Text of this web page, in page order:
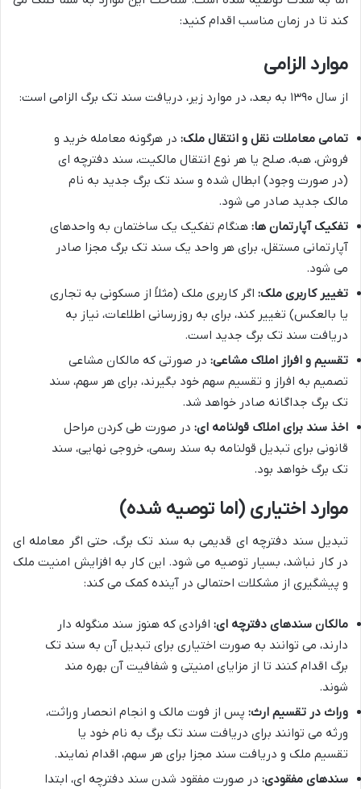
کند تا در زمان مناسب اقدام کنید:
موارد الزامی
از سال ۱۳۹۰ به بعد، در موارد زیر، دریافت سند تک برگ الزامی است:
تمامی معاملات نقل و انتقال ملک: در هرگونه معامله خرید و
فروش، هبه، صلح یا هر نوع انتقال مالکیت، سند دفترچه ای
(در صورت وجود) ابطال شده و سند تک برگ جدید به نام
مالک جدید صادر می شود.
تفکیک آپارتمان ها: هنگام تفکیک یک ساختمان به واحدهای
آپارتمانی مستقل، برای هر واحد یک سند تک برگ مجزا صادر
می شود.
تغییر کاربری ملک: اگر کاربری ملک (مثلاً از مسکونی به تجاری
یا بالعکس) تغییر کند، برای به روزرسانی اطلاعات، نیاز به
دریافت سند تک برگ جدید است.
تقسیم و افراز املاک مشاعی: در صورتی که مالکان مشاعی
تصمیم به افراز و تقسیم سهم خود بگیرند، برای هر سهم، سند
تک برگ جداگانه صادر خواهد شد.
اخذ سند برای املاک قولنامه ای: در صورت طی کردن مراحل
قانونی برای تبدیل قولنامه به سند رسمی، خروجی نهایی، سند
تک برگ خواهد بود.
موارد اختیاری (اما توصیه شده)
تبدیل سند دفترچه ای قدیمی به سند تک برگ، حتی اگر معامله ای
در کار نباشد، بسیار توصیه می شود. این کار به افزایش امنیت ملک
و پیشگیری از مشکلات احتمالی در آینده کمک می کند:
مالکان سندهای دفترچه ای: افرادی که هنوز سند منگوله دار
دارند، می توانند به صورت اختیاری برای تبدیل آن به سند تک
برگ اقدام کنند تا از مزایای امنیتی و شفافیت آن بهره مند
شوند.
وراث در تقسیم ارث: پس از فوت مالک و انجام انحصار وراثت،
ورثه می توانند برای دریافت سند تک برگ به نام خود یا
تقسیم ملک و دریافت سند مجزا برای هر سهم، اقدام نمایند.
سندهای مفقودی: در صورت مفقود شدن سند دفترچه ای، ابتدا